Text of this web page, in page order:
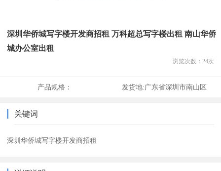
深圳华侨城写字楼开发商招租 万科超总写字楼出租 南山华侨
城办公室出租
浏览次数： 24次
产品规格： 发货地:广东省深圳市南山区
关键词
深圳华侨城写字楼开发商招租